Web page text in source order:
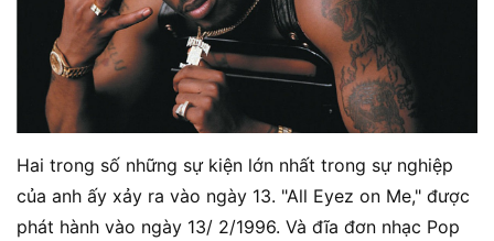
Hai trong số những sự kiện lớn nhất trong sự nghiệp
của anh ấy xảy ra vào ngày 13. "All Eyez on Me," được
phát hành vào ngày 13/ 2/1996. Và đĩa đơn nhạc Pop